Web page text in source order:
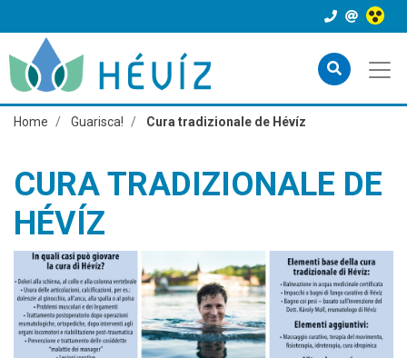
Home Guarisca! Cura tradizionale de Hévíz
CURA TRADIZIONALE DE
HÉVÍZ